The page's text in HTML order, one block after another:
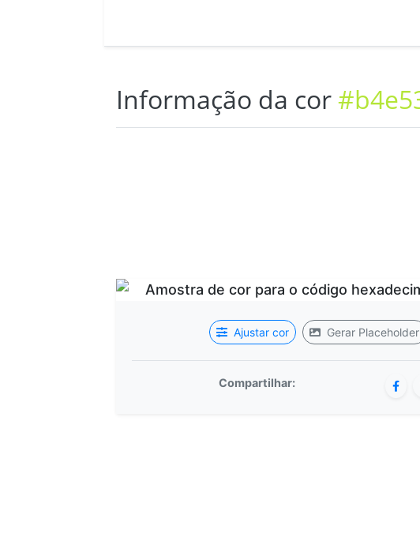
Informação da cor
Ajustar cor Gerar Placeholder
Compartilhar: